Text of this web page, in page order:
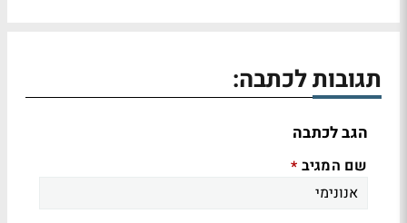
תגובות לכתבה:
הגב לכתבה
שם המגיב *